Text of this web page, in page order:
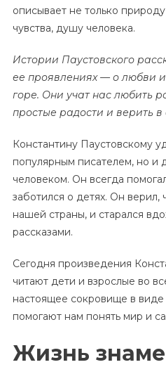
описывает не только
чувства, душу человека.
Истории Паустовского
ее проявлениях — о любви
горе. Они учат нас любить
простые радости и верить в
Константину Паустовскому
популярным писателем, но и
человеком. Он всегда
заботился о детях. Он
нашей страны, и старался
рассказами.
Сегодня произведения
читают дети и взрослые во
настоящее сокровище в виде
помогают нам понять мир и
Жизнь